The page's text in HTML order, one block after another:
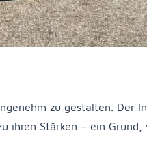
zu gestalten. Der
ihren Stärken – ein